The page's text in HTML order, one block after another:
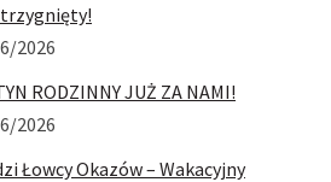
2026
RODZINNY JUŻ ZA NAMI!
2026
Łowcy Okazów – Wakacyjny